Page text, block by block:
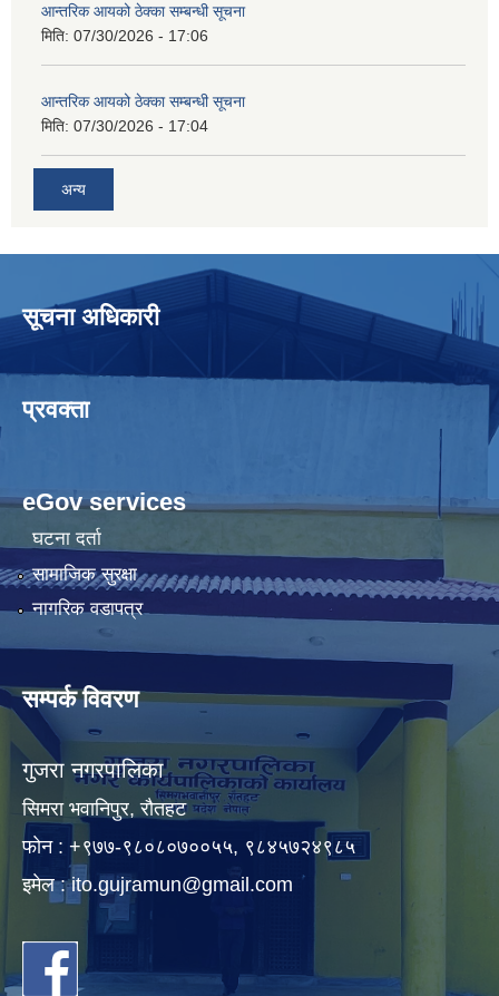
आन्तरिक आयको ठेक्का सम्बन्धी सूचना
मिति: 07/30/2026 - 17:06
आन्तरिक आयको ठेक्का सम्बन्धी सूचना
मिति: 07/30/2026 - 17:04
अन्य
सूचना अधिकारी
प्रवक्ता
eGov services
घटना दर्ता
सामाजिक सुरक्षा
नागरिक वडापत्र
सम्पर्क विवरण
गुजरा नगरपालिका
सिमरा भवानिपुर, राैतहट
फाेन : +९७७-९८०८०७००५५, ९८४५७२४९८५
इमेल :ito.gujramun@gmail.com